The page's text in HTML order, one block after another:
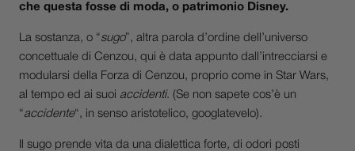
che questa fosse di moda, o patrimonio Disney.
La sostanza, o “sugo”, altra parola d’ordine dell’universo
concettuale di Cenzou, qui è data appunto dall’intrecciarsi e
modularsi della Forza di Cenzou, proprio come in Star Wars,
al tempo ed ai suoi accidenti. (Se non sapete cos’è un
“accidente“, in senso aristotelico, googlatevelo).
Il sugo prende vita da una dialettica forte, di odori posti